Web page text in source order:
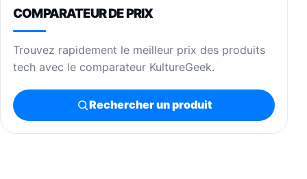
COMPARATEUR DE PRIX
Trouvez rapidement le meilleur prix des produits
tech avec le comparateur KultureGeek.
Rechercher un produit